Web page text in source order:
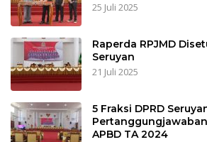
25 Juli 2025
Raperda RPJMD
Seruyan
21 Juli 2025
5 Fraksi DPRD
APBD TA 2024